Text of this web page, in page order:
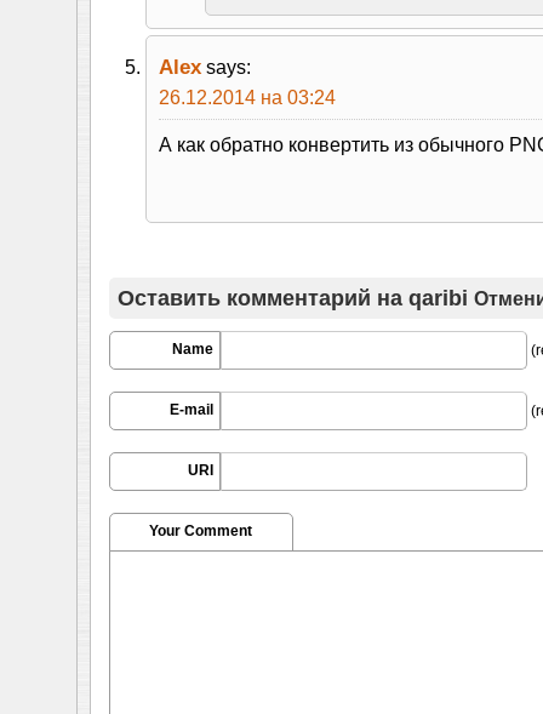
Alex says:
26.12.2014 на 03:24
А как обратно конвертить из обычного
Оставить комментарий на qaribi
Name
E-mail
URI
Your Comment